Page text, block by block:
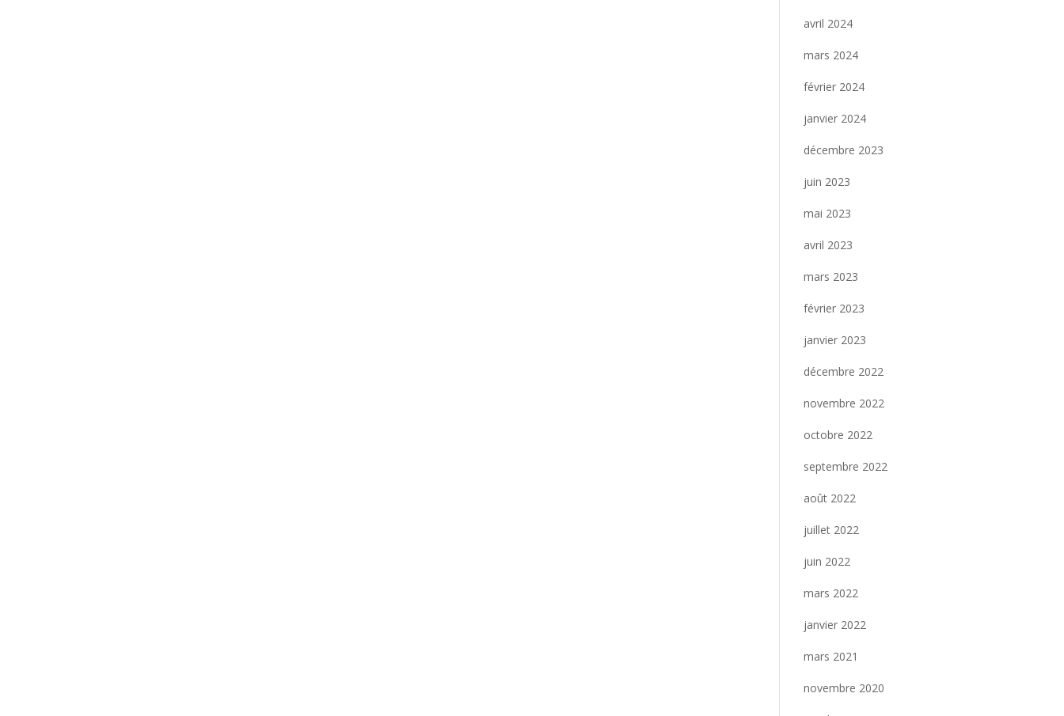
avril 2024
mars 2024
février 2024
janvier 2024
décembre 2023
juin 2023
mai 2023
avril 2023
mars 2023
février 2023
janvier 2023
décembre 2022
novembre 2022
octobre 2022
septembre 2022
août 2022
juillet 2022
juin 2022
mars 2022
janvier 2022
mars 2021
novembre 2020